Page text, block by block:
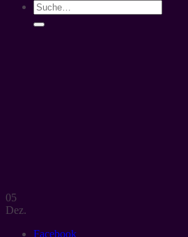
05
Dez.
Facebook